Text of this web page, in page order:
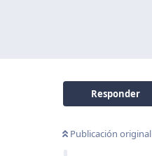
Responder
Publicación original